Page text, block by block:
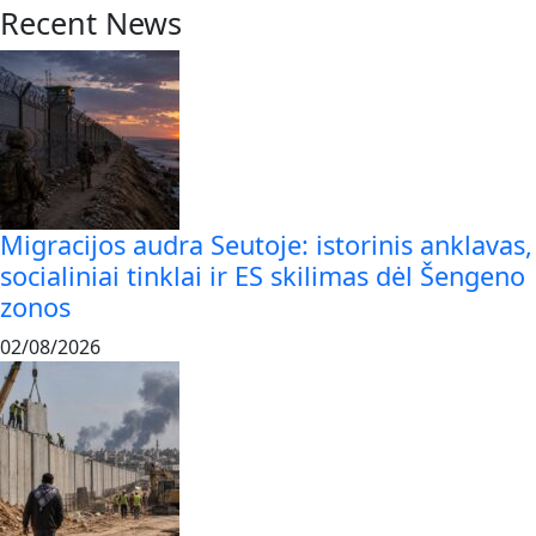
Recent News
Migracijos audra Seutoje: istorinis anklavas,
socialiniai tinklai ir ES skilimas dėl Šengeno
zonos
02/08/2026